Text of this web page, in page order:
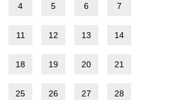
4 5 6 7
11 12 13 14
18 19 20 21
25 26 27 28